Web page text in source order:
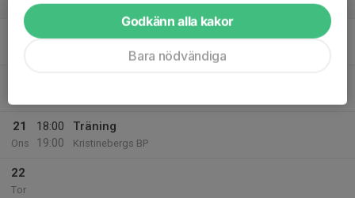
v.8
19
Klastorpsskolan
21
Ons
18:00
19:00
Träning
Kristinebergs BP
22
Tor
Godkänn alla kakor
Bara nödvändiga